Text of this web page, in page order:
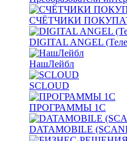
СЧЁТЧИКИ
DIGITAL ANGEL
НашЛейбл
SCLOUD
ПРОГРАММЫ 1С
DATAMOBILE